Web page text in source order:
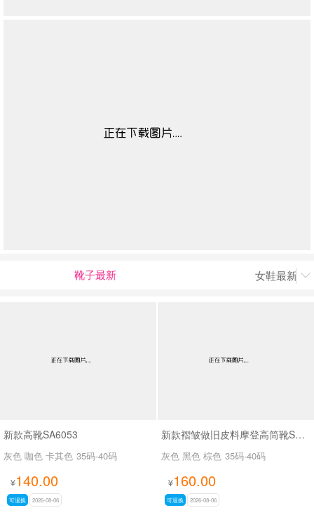
靴子最新 女鞋最新上

新款高靴SA6053
灰色 咖色 卡其色 35码-40码
¥140.00
可退换 2026-08-06
新款褶皱做旧皮料摩登高筒靴SA3061
灰色 黑色 棕色 35码-40码
¥160.00
可退换 2026-08-06